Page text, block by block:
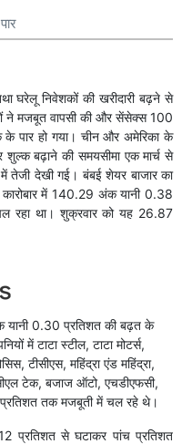
घरेलू निवेशकों की खरीदारी बढ़ने से
ने मजबूत वापसी की और सेंसेक्स 100
हो गया। चीन और अमेरिका के
शुल्क बढ़ाने की समयसीमा एक मार्च से
में तेजी देखी गई। बंबई शेयर बाजार का
में 140.29 अंक यानी 0.38
रहा था। शुक्रवार को यह 26.87
0.30 प्रतिशत की बढ़त के
में टाटा स्टील, टाटा मोटर्स,
टीसीएस, महिंद्रा एंड महिंद्रा,
टेक, बजाज ऑटो, एचडीएफसी,
प्रतिशत तक मजबूती में चल रहे थे।
12 प्रतिशत से घटाकर पांच प्रतिशत